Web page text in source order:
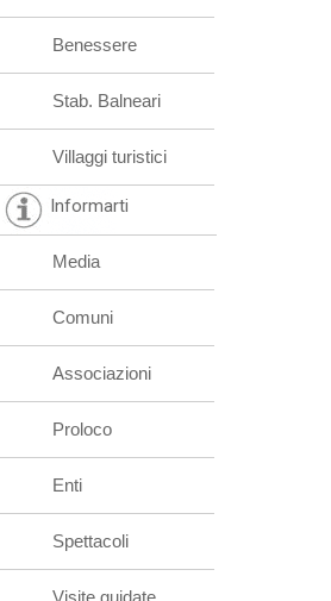
Benessere
Stab. Balneari
Villaggi turistici
Informarti
Media
Comuni
Associazioni
Proloco
Enti
Spettacoli
Visite guidate